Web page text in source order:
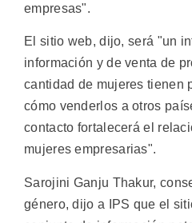
empresas".
El sitio web, dijo, será "un
información y de venta de
cantidad de mujeres tienen
cómo venderlos a otros
contacto fortalecerá el
mujeres empresarias".
Sarojini Ganju Thakur,
género, dijo a IPS que el